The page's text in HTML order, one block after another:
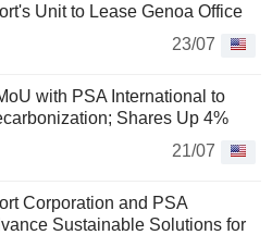
Unit to Lease Genoa Office
23/07
with PSA International to
Shares Up 4%
21/07
Corporation and PSA
Sustainable Solutions for